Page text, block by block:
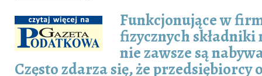
Funkcjonujące w
fizycznych składniki
nie zawsze są
Często zdarza się, że przedsiębiorcy